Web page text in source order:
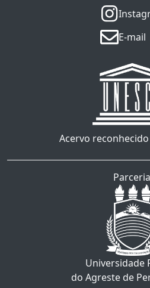
E-mail
Acervo
Universidade
do Agreste de